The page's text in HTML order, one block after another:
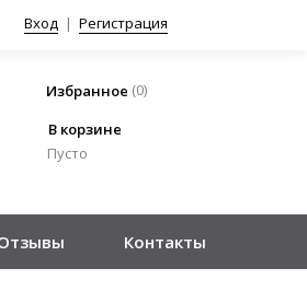
Вход | Регистрация
Избранное (0)
В корзине
Пусто
Контакты